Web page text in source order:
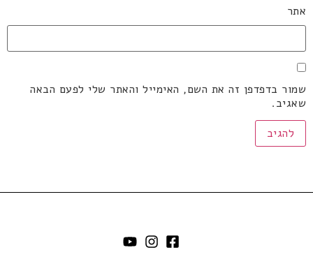
אתר
שמור בדפדפן זה את השם, האימייל והאתר שלי לפעם הבאה
שאגיב.